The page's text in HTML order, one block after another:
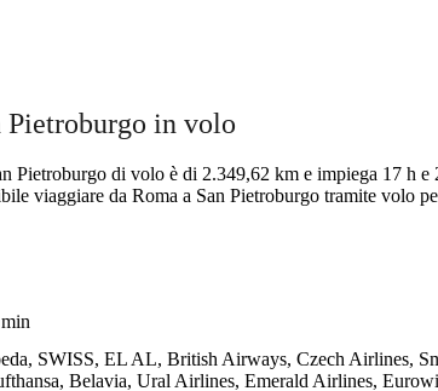
Pietroburgo in volo
Pietroburgo di volo è di 2.349,62 km e impiega 17 h
viaggiare da Roma a San Pietroburgo tramite volo
SWISS, EL AL, British Airways, Czech Airlines,
Belavia, Ural Airlines, Emerald Airlines,